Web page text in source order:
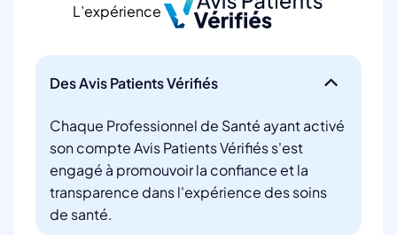
L’expérience
Des Avis Patients Vérifiés
Chaque Professionnel de Santé ayant activé
son compte Avis Patients Vérifiés s'est
engagé à promouvoir la confiance et la
transparence dans l'expérience des soins
de santé.